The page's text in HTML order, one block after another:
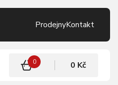
ProdejnyKontakt
0 0 Kč